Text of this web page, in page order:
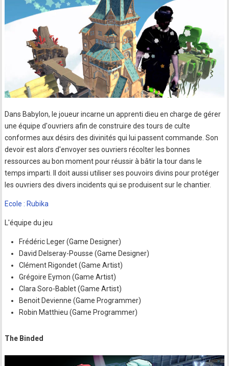
Dans Babylon, le joueur incarne un apprenti dieu en charge de gérer
une équipe d'ouvriers afin de construire des tours de culte
conformes aux désirs des divinités qui lui passent commande. Son
devoir est alors d'envoyer ses ouvriers récolter les bonnes
ressources au bon moment pour réussir à bâtir la tour dans le
temps imparti. Il doit aussi utiliser ses pouvoirs divins pour protéger
les ouvriers des divers incidents qui se produisent sur le chantier.
Ecole : Rubika
L'équipe du jeu
Frédéric Leger (Game Designer)
David Delseray-Pousse (Game Designer)
Clément Rigondet (Game Artist)
Grégoire Eymon (Game Artist)
Clara Soro-Bablet (Game Artist)
Benoit Devienne (Game Programmer)
Robin Matthieu (Game Programmer)
The Binded